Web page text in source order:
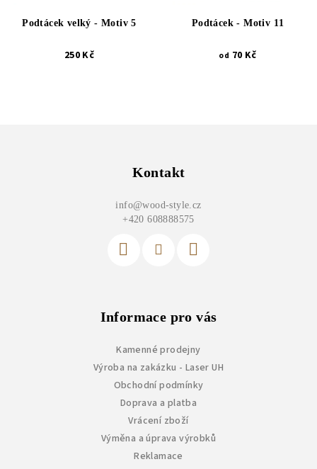
Podtácek velký - Motiv 5
250 Kč
Podtácek - Motiv 11
od 70 Kč
Kontakt
info@wood-style.cz
+420 608888575
Informace pro vás
Kamenné prodejny
Výroba na zakázku - Laser UH
Obchodní podmínky
Doprava a platba
Vrácení zboží
Výměna a úprava výrobků
Reklamace